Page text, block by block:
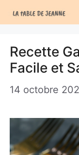
au
Recette
Facile et
14 octobre